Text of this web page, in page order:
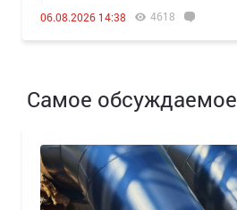
06.08.2026 14:38 4618
Самое обсуждаемое